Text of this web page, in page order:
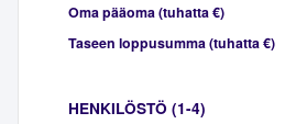
Oma pääoma (tuhatta €)
Taseen loppusumma (tuhatta €)
HENKILÖSTÖ (1-4)